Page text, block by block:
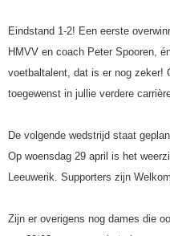
Eindstand 1-2! Een eerste
HMVV en coach Peter Spooren,
voetbaltalent, dat is er nog zeker!
toegewenst in jullie verdere
De volgende wedstrijd staat
Op woensdag 29 april is het
Leeuwerik. Supporters zijn
Zijn er overigens nog dames die